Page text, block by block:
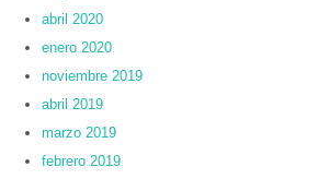
abril 2020
enero 2020
noviembre 2019
abril 2019
marzo 2019
febrero 2019